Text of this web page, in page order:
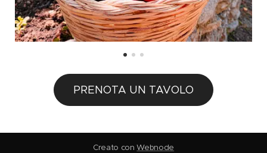
PRENOTA UN TAVOLO
Creato conWebnode